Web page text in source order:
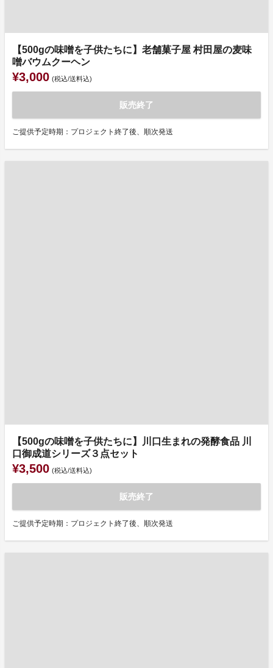
【500gの味噌を子供たちに】老舗菓子屋 村田屋の麦味
噌バウムクーヘン
¥3,000 (税込/送料込)
販売終了
ご提供予定時期：プロジェクト終了後、順次発送
【500gの味噌を子供たちに】川口生まれの発酵食品 川
口御成道シリーズ３点セット
¥3,500 (税込/送料込)
販売終了
ご提供予定時期：プロジェクト終了後、順次発送